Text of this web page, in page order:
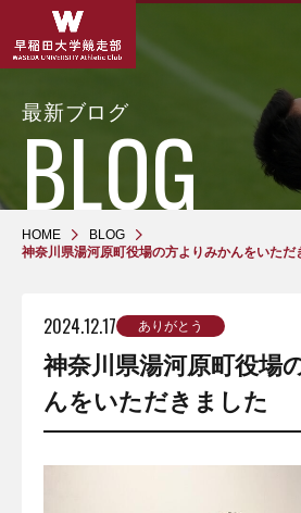
最新ブログ
HOME
BLOG
神奈川県湯河原町役場の方よりみかんをいただ
2024.12.17 ありがとう
神奈川県湯河原町役場
んをいただきました